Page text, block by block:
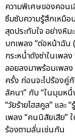
ความพิเศษของคอน
ซึมซับความรู้สึกเหมือ
สุดประทับใจ อย่างหิ
บทเพลง “ต่อหน้าฉัน
กระหน่ำดังซ่าในเพล
ลอยลงมาพร้อมเพลง
ครั้ง ก่อนจะไปร้องคู่
ลัคนา” กับ “ในมุมหนึ่
“วัยร้ายไฮสคูล” และ
เพลง “คนนิสัยเสีย”
ร้องตามลั่นเช่นกัน